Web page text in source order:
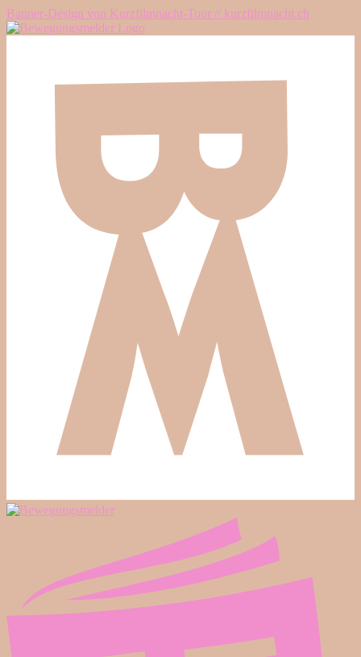
Banner-Design von Kurzfilmnacht-Tour // kurzfilmnacht.ch